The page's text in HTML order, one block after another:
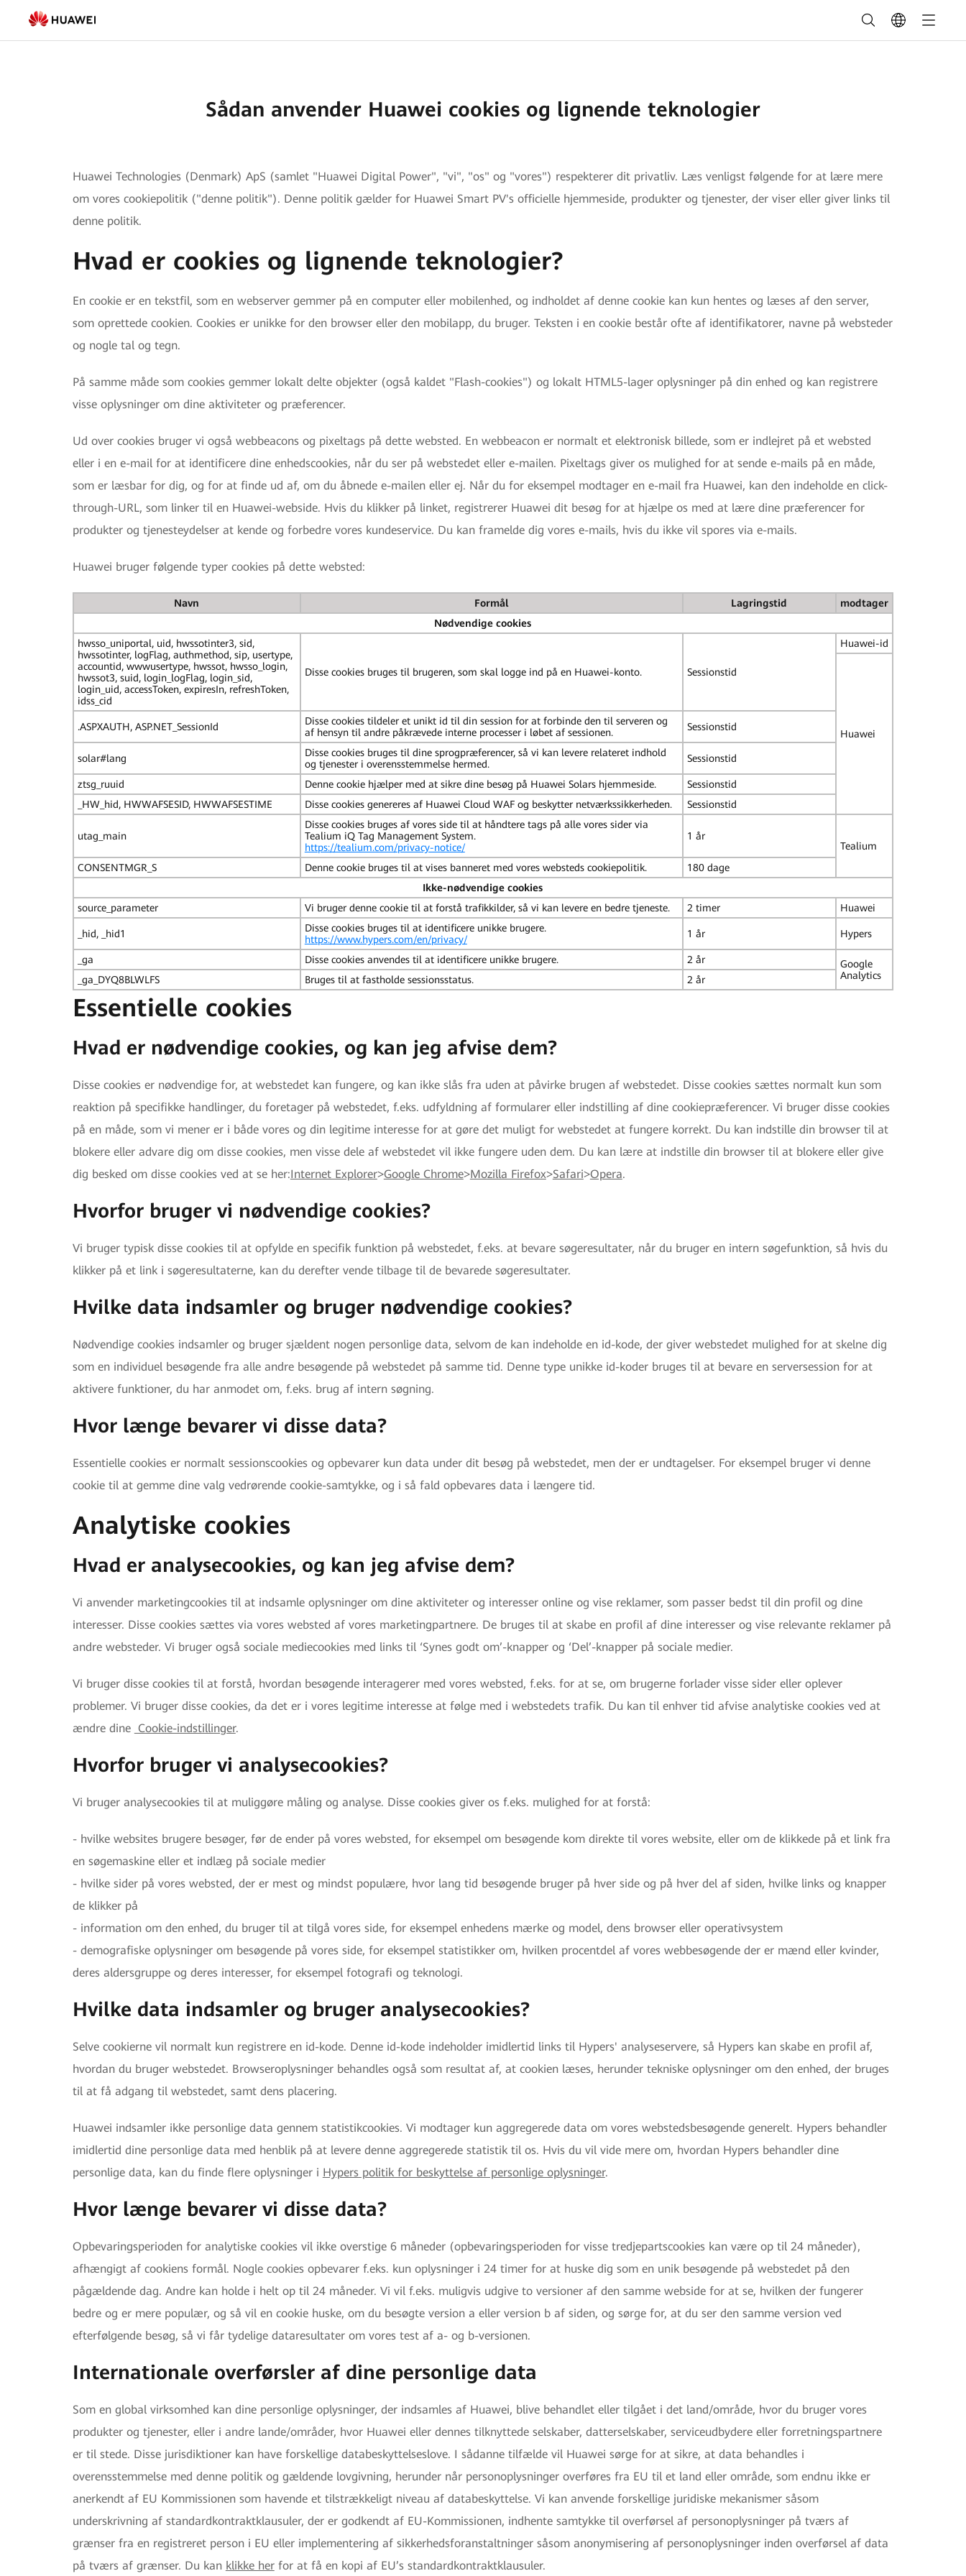
Cookies
-
Sådan anvender Huawei cookies og lignende teknologier
Huawei Technologies (Denmark) ApS (samlet "Huawei Digital Power", "vi", "os" og "vores") respekterer dit privatliv. Læs venligst følgende for at lære mere
om vores cookiepolitik ("denne politik"). Denne politik gælder for Huawei Smart PV's officielle hjemmeside, produkter og tjenester, der viser eller giver links til
denne politik.
Hvad er cookies og lignende teknologier?
En cookie er en tekstfil, som en webserver gemmer på en computer eller mobilenhed, og indholdet af denne cookie kan kun hentes og læses af den server,
som oprettede cookien. Cookies er unikke for den browser eller den mobilapp, du bruger. Teksten i en cookie består ofte af identifikatorer, navne på websteder
og nogle tal og tegn.
På samme måde som cookies gemmer lokalt delte objekter (også kaldet "Flash-cookies") og lokalt HTML5-lager oplysninger på din enhed og kan registrere
visse oplysninger om dine aktiviteter og præferencer.
Ud over cookies bruger vi også webbeacons og pixeltags på dette websted. En webbeacon er normalt et elektronisk billede, som er indlejret på et websted
eller i en e-mail for at identificere dine enhedscookies, når du ser på webstedet eller e-mailen. Pixeltags giver os mulighed for at sende e-mails på en måde,
som er læsbar for dig, og for at finde ud af, om du åbnede e-mailen eller ej. Når du for eksempel modtager en e-mail fra Huawei, kan den indeholde en click-
through-URL, som linker til en Huawei-webside. Hvis du klikker på linket, registrerer Huawei dit besøg for at hjælpe os med at lære dine præferencer for
produkter og tjenesteydelser at kende og forbedre vores kundeservice. Du kan framelde dig vores e-mails, hvis du ikke vil spores via e-mails.
Huawei bruger følgende typer cookies på dette websted:
Navn Formål Lagringstid
modtager
Nødvendige cookies
hwsso_uniportal, uid, hwssotinter3, sid,
hwssotinter, logFlag, authmethod, sip, usertype,
accountid, wwwusertype, hwssot, hwsso_login,
hwssot3, suid, login_logFlag, login_sid,
login_uid, accessToken, expiresIn, refreshToken,
idss_cid
Disse cookies bruges til brugeren, som skal logge ind på en Huawei-konto. Sessionstid
Huawei-id
Huawei
.ASPXAUTH, ASP.NET_SessionId
Disse cookies tildeler et unikt id til din session for at forbinde den til serveren og
af hensyn til andre påkrævede interne processer i løbet af sessionen.
Sessionstid
solar#lang
Disse cookies bruges til dine sprogpræferencer, så vi kan levere relateret indhold
og tjenester i overensstemmelse hermed.
Sessionstid
ztsg_ruuid Denne cookie hjælper med at sikre dine besøg på Huawei Solars hjemmeside.
Sessionstid
_HW_hid, HWWAFSESID, HWWAFSESTIME
Disse cookies genereres af Huawei Cloud WAF og beskytter netværkssikkerheden. Sessionstid
utag_main
Disse cookies bruges af vores side til at håndtere tags på alle vores sider via
Tealium iQ Tag Management System.
https://tealium.com/privacy-notice/
1 år
Tealium
CONSENTMGR_S
Denne cookie bruges til at vises banneret med vores websteds cookiepolitik.
180 dage
Ikke-nødvendige cookies
source_parameter
Vi bruger denne cookie til at forstå trafikkilder, så vi kan levere en bedre tjeneste. 2 timer Huawei
_hid, _hid1
Disse cookies bruges til at identificere unikke brugere.
https://www.hypers.com/en/privacy/
1 år Hypers
_ga Disse cookies anvendes til at identificere unikke brugere. 2 år
Google
Analytics
_ga_DYQ8BLWLFS Bruges til at fastholde sessionsstatus. 2 år
Essentielle cookies
Hvad er nødvendige cookies, og kan jeg afvise dem?
Disse cookies er nødvendige for, at webstedet kan fungere, og kan ikke slås fra uden at påvirke brugen af webstedet. Disse cookies sættes normalt kun som
reaktion på specifikke handlinger, du foretager på webstedet, f.eks. udfyldning af formularer eller indstilling af dine cookiepræferencer. Vi bruger disse cookies
på en måde, som vi mener er i både vores og din legitime interesse for at gøre det muligt for webstedet at fungere korrekt. Du kan indstille din browser til at
blokere eller advare dig om disse cookies, men visse dele af webstedet vil ikke fungere uden dem. Du kan lære at indstille din browser til at blokere eller give
dig besked om disse cookies ved at se her:Internet Explorer>Google Chrome>Mozilla Firefox>Safari>Opera.
Hvorfor bruger vi nødvendige cookies?
Vi bruger typisk disse cookies til at opfylde en specifik funktion på webstedet, f.eks. at bevare søgeresultater, når du bruger en intern søgefunktion, så hvis du
klikker på et link i søgeresultaterne, kan du derefter vende tilbage til de bevarede søgeresultater.
Hvilke data indsamler og bruger nødvendige cookies?
Nødvendige cookies indsamler og bruger sjældent nogen personlige data, selvom de kan indeholde en id-kode, der giver webstedet mulighed for at skelne dig
som en individuel besøgende fra alle andre besøgende på webstedet på samme tid. Denne type unikke id-koder bruges til at bevare en serversession for at
aktivere funktioner, du har anmodet om, f.eks. brug af intern søgning.
Hvor længe bevarer vi disse data?
Essentielle cookies er normalt sessionscookies og opbevarer kun data under dit besøg på webstedet, men der er undtagelser. For eksempel bruger vi denne
cookie til at gemme dine valg vedrørende cookie-samtykke, og i så fald opbevares data i længere tid.
Analytiske cookies
Hvad er analysecookies, og kan jeg afvise dem?
Vi anvender marketingcookies til at indsamle oplysninger om dine aktiviteter og interesser online og vise reklamer, som passer bedst til din profil og dine
interesser. Disse cookies sættes via vores websted af vores marketingpartnere. De bruges til at skabe en profil af dine interesser og vise relevante reklamer på
andre websteder. Vi bruger også sociale mediecookies med links til ‘Synes godt om’-knapper og ‘Del’-knapper på sociale medier.
Vi bruger disse cookies til at forstå, hvordan besøgende interagerer med vores websted, f.eks. for at se, om brugerne forlader visse sider eller oplever
problemer. Vi bruger disse cookies, da det er i vores legitime interesse at følge med i webstedets trafik. Du kan til enhver tid afvise analytiske cookies ved at
ændre dine Cookie-indstillinger.
Hvorfor bruger vi analysecookies?
Vi bruger analysecookies til at muliggøre måling og analyse. Disse cookies giver os f.eks. mulighed for at forstå:
- hvilke websites brugere besøger, før de ender på vores websted, for eksempel om besøgende kom direkte til vores website, eller om de klikkede på et link fra
en søgemaskine eller et indlæg på sociale medier
- hvilke sider på vores websted, der er mest og mindst populære, hvor lang tid besøgende bruger på hver side og på hver del af siden, hvilke links og knapper
de klikker på
- information om den enhed, du bruger til at tilgå vores side, for eksempel enhedens mærke og model, dens browser eller operativsystem
- demografiske oplysninger om besøgende på vores side, for eksempel statistikker om, hvilken procentdel af vores webbesøgende der er mænd eller kvinder,
deres aldersgruppe og deres interesser, for eksempel fotografi og teknologi.
Hvilke data indsamler og bruger analysecookies?
Selve cookierne vil normalt kun registrere en id-kode. Denne id-kode indeholder imidlertid links til Hypers' analyseservere, så Hypers kan skabe en profil af,
hvordan du bruger webstedet. Browseroplysninger behandles også som resultat af, at cookien læses, herunder tekniske oplysninger om den enhed, der bruges
til at få adgang til webstedet, samt dens placering.
Huawei indsamler ikke personlige data gennem statistikcookies. Vi modtager kun aggregerede data om vores webstedsbesøgende generelt. Hypers behandler
imidlertid dine personlige data med henblik på at levere denne aggregerede statistik til os. Hvis du vil vide mere om, hvordan Hypers behandler dine
personlige data, kan du finde flere oplysninger i Hypers politik for beskyttelse af personlige oplysninger.
Hvor længe bevarer vi disse data?
Opbevaringsperioden for analytiske cookies vil ikke overstige 6 måneder (opbevaringsperioden for visse tredjepartscookies kan være op til 24 måneder),
afhængigt af cookiens formål. Nogle cookies opbevarer f.eks. kun oplysninger i 24 timer for at huske dig som en unik besøgende på webstedet på den
pågældende dag. Andre kan holde i helt op til 24 måneder. Vi vil f.eks. muligvis udgive to versioner af den samme webside for at se, hvilken der fungerer
bedre og er mere populær, og så vil en cookie huske, om du besøgte version a eller version b af siden, og sørge for, at du ser den samme version ved
efterfølgende besøg, så vi får tydelige dataresultater om vores test af a- og b-versionen.
Internationale overførsler af dine personlige data
Som en global virksomhed kan dine personlige oplysninger, der indsamles af Huawei, blive behandlet eller tilgået i det land/område, hvor du bruger vores
produkter og tjenester, eller i andre lande/områder, hvor Huawei eller dennes tilknyttede selskaber, datterselskaber, serviceudbydere eller forretningspartnere
er til stede. Disse jurisdiktioner kan have forskellige databeskyttelseslove. I sådanne tilfælde vil Huawei sørge for at sikre, at data behandles i
overensstemmelse med denne politik og gældende lovgivning, herunder når personoplysninger overføres fra EU til et land eller område, som endnu ikke er
anerkendt af EU Kommissionen som havende et tilstrækkeligt niveau af databeskyttelse. Vi kan anvende forskellige juridiske mekanismer såsom
underskrivning af standardkontraktklausuler, der er godkendt af EU-Kommissionen, indhente samtykke til overførsel af personoplysninger på tværs af
grænser fra en registreret person i EU eller implementering af sikkerhedsforanstaltninger såsom anonymisering af personoplysninger inden overførsel af data
på tværs af grænser. Du kan klikke herfor at få en kopi af EU’s standardkontraktklausuler.